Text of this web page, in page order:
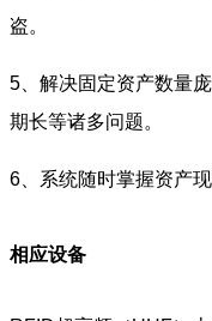
盗。
5、解决固定资产数量
期长等诸多问题。
6、系统随时掌握资产现
相应设备